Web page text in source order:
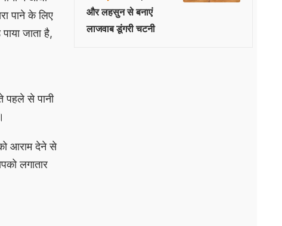
पाने के लिए
जाता है,
पहले से पानी
आराम देने से
लगातार
और लहसुन से बनाएं
लाजवाब डूंगरी चटनी